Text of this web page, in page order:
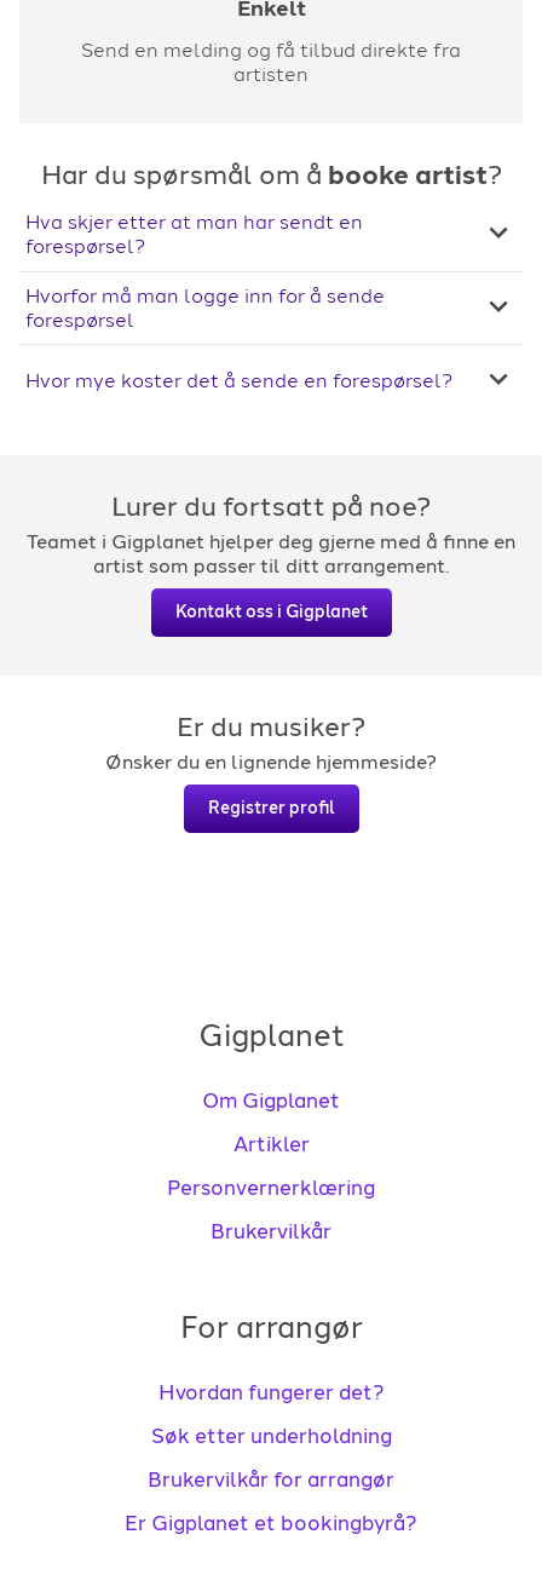
Enkelt
Send en melding og få tilbud direkte fra
artisten
Har du spørsmål om å booke artist?
Hva skjer etter at man har sendt en
forespørsel?
Hvorfor må man logge inn for å sende
forespørsel
Hvor mye koster det å sende en forespørsel?
Lurer du fortsatt på noe?
Teamet i Gigplanet hjelper deg gjerne med å finne en
artist som passer til ditt arrangement.
Kontakt oss i Gigplanet
Er du musiker?
Ønsker du en lignende hjemmeside?
Registrer profil
Gigplanet
Om Gigplanet
Artikler
Personvernerklæring
Brukervilkår
For arrangør
Hvordan fungerer det?
Søk etter underholdning
Brukervilkår for arrangør
Er Gigplanet et bookingbyrå?